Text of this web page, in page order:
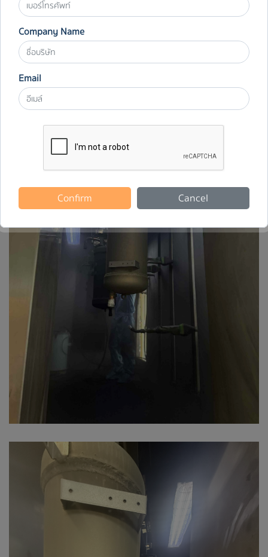
Company Name
Email
Confirm Cancel